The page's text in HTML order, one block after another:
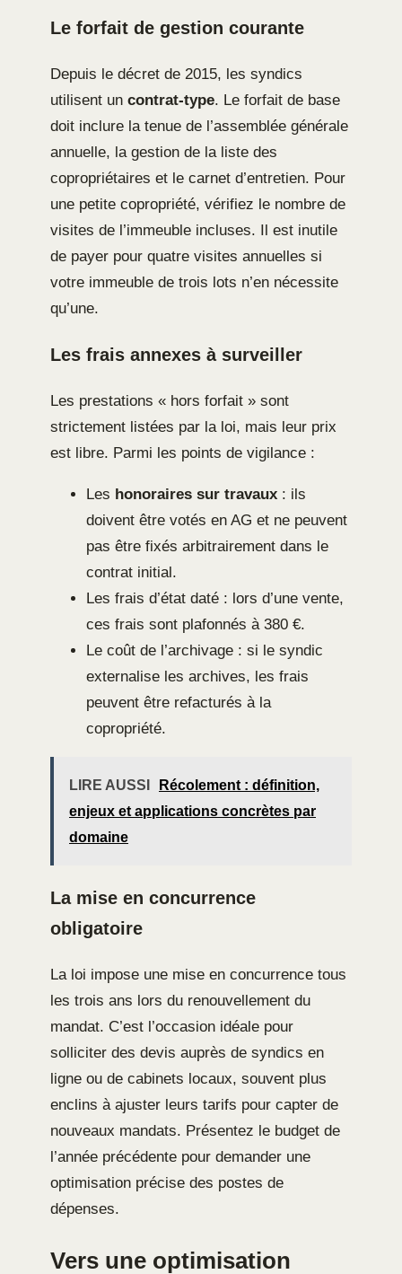
Le forfait de gestion courante
Depuis le décret de 2015, les syndics
utilisent un contrat-type. Le forfait de base
doit inclure la tenue de l’assemblée générale
annuelle, la gestion de la liste des
copropriétaires et le carnet d’entretien. Pour
une petite copropriété, vérifiez le nombre de
visites de l’immeuble incluses. Il est inutile
de payer pour quatre visites annuelles si
votre immeuble de trois lots n’en nécessite
qu’une.
Les frais annexes à surveiller
Les prestations « hors forfait » sont
strictement listées par la loi, mais leur prix
est libre. Parmi les points de vigilance :
Les honoraires sur travaux : ils
doivent être votés en AG et ne peuvent
pas être fixés arbitrairement dans le
contrat initial.
Les frais d’état daté : lors d’une vente,
ces frais sont plafonnés à 380 €.
Le coût de l’archivage : si le syndic
externalise les archives, les frais
peuvent être refacturés à la
copropriété.
LIRE AUSSI
Récolement : définition,
enjeux et applications concrètes par
domaine
La mise en concurrence
obligatoire
La loi impose une mise en concurrence tous
les trois ans lors du renouvellement du
mandat. C’est l’occasion idéale pour
solliciter des devis auprès de syndics en
ligne ou de cabinets locaux, souvent plus
enclins à ajuster leurs tarifs pour capter de
nouveaux mandats. Présentez le budget de
l’année précédente pour demander une
optimisation précise des postes de
dépenses.
Vers une optimisation